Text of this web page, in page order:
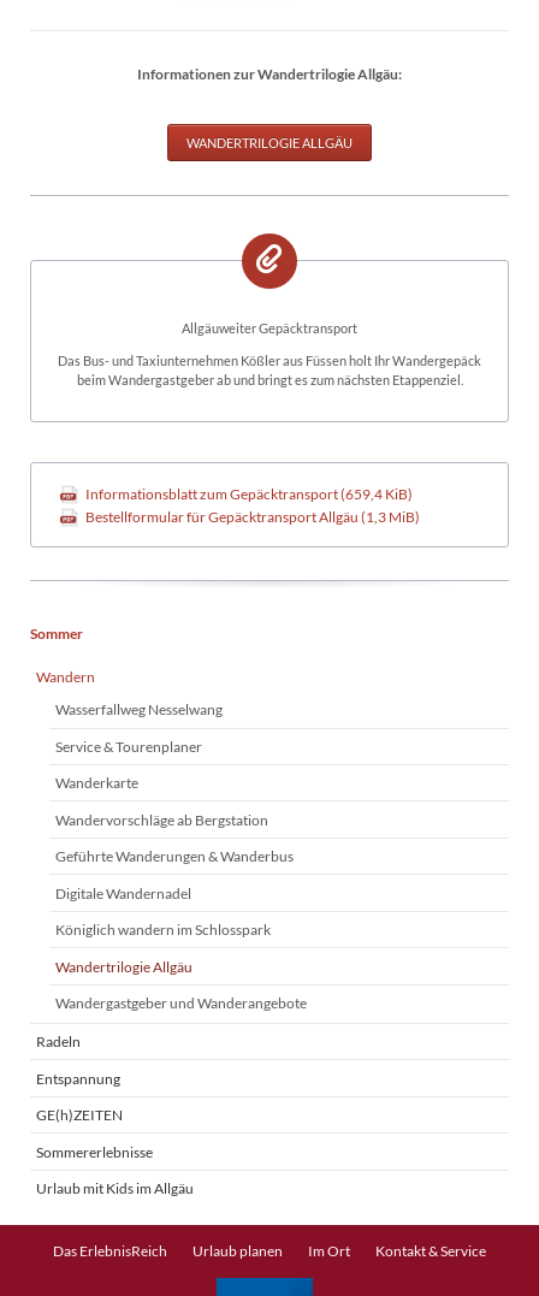
Informationen zur Wandertrilogie Allgäu:
WANDERTRILOGIE ALLGÄU
Allgäuweiter Gepäcktransport
Das Bus- und Taxiunternehmen Kößler aus Füssen holt Ihr Wandergepäck
beim Wandergastgeber ab und bringt es zum nächsten Etappenziel.
Informationsblatt zum Gepäcktransport(659,4 KiB)
Bestellformular für Gepäcktransport Allgäu (1,3 MiB)
Navigation
Sommer
Wandern
Wasserfallweg Nesselwang
Service & Tourenplaner
Wanderkarte
Wandervorschläge ab Bergstation
Geführte Wanderungen & Wanderbus
Digitale Wandernadel
Königlich wandern im Schlosspark
Wandertrilogie Allgäu
Wandergastgeber und Wanderangebote
Radeln
Entspannung
GE(h)ZEITEN
Sommererlebnisse
Urlaub mit Kids im Allgäu
Navigation
Das ErlebnisReich Urlaub planen Im Ort Kontakt & Service